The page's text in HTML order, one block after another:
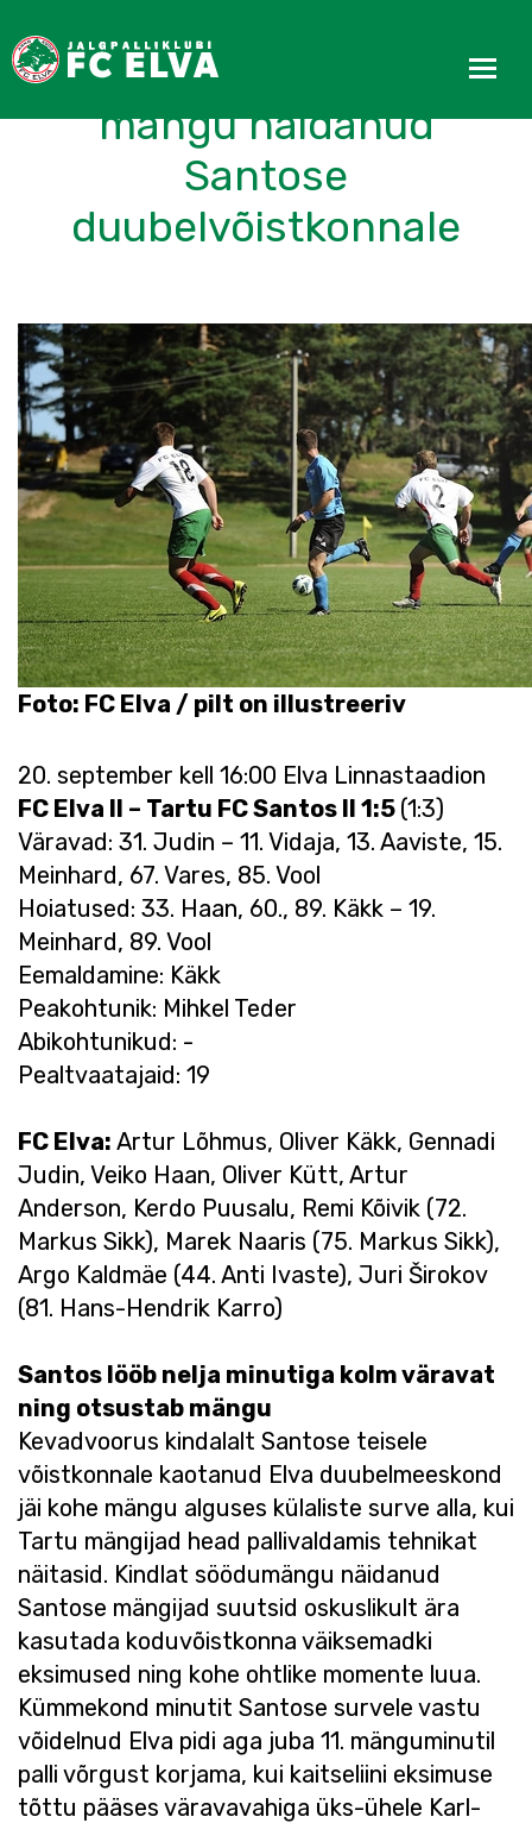
FC Elva II kaotas head
mängu näidanud
Santose
duubelvõistkonnale
Foto: FC Elva / pilt on illustreeriv
20. september kell 16:00 Elva Linnastaadion
FC Elva II – Tartu FC Santos II 1:5 (1:3)
Väravad: 31. Judin – 11. Vidaja, 13. Aaviste, 15.
Meinhard, 67. Vares, 85. Vool
Hoiatused: 33. Haan, 60., 89. Käkk – 19.
Meinhard, 89. Vool
Eemaldamine: Käkk
Peakohtunik: Mihkel Teder
Abikohtunikud: -
Pealtvaatajaid: 19
FC Elva: Artur Lõhmus, Oliver Käkk, Gennadi
Judin, Veiko Haan, Oliver Kütt, Artur
Anderson, Kerdo Puusalu, Remi Kõivik (72.
Markus Sikk), Marek Naaris (75. Markus Sikk),
Argo Kaldmäe (44. Anti Ivaste), Juri Širokov
(81. Hans-Hendrik Karro)
Santos lööb nelja minutiga kolm väravat
ning otsustab mängu
Kevadvoorus kindalalt Santose teisele
võistkonnale kaotanud Elva duubelmeeskond
jäi kohe mängu alguses külaliste surve alla, kui
Tartu mängijad head pallivaldamis tehnikat
näitasid. Kindlat söödumängu näidanud
Santose mängijad suutsid oskuslikult ära
kasutada koduvõistkonna väiksemadki
eksimused ning kohe ohtlike momente luua.
Kümmekond minutit Santose survele vastu
võidelnud Elva pidi aga juba 11. mänguminutil
palli võrgust korjama, kui kaitseliini eksimuse
tõttu pääses väravavahiga üks-ühele Karl-